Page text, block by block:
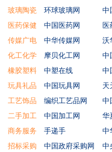
玻璃陶瓷
环球玻璃网
中
医药保健
中国医药网
医
传媒广电
中华传媒网
沃
化工化学
摩贝化工网
中
橡胶塑料
中塑在线
中
玩具礼品
中国玩具网
天
工艺饰品
编织工艺品网
中
二手加工
中国加工网
华
商务服务
手递手
中
招标采购
中国政府采购网
中